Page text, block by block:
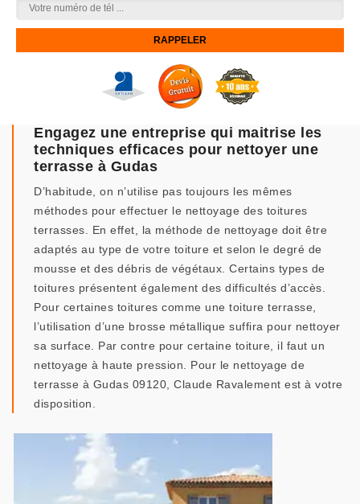
Engagez une entreprise qui maitrise les
techniques efficaces pour nettoyer une
terrasse à Gudas
D’habitude, on n’utilise pas toujours les mêmes
méthodes pour effectuer le nettoyage des toitures
terrasses. En effet, la méthode de nettoyage doit être
adaptés au type de votre toiture et selon le degré de
mousse et des débris de végétaux. Certains types de
toitures présentent également des difficultés d’accès.
Pour certaines toitures comme une toiture terrasse,
l’utilisation d’une brosse métallique suffira pour nettoyer
sa surface. Par contre pour certaine toiture, il faut un
nettoyage à haute pression. Pour le nettoyage de
terrasse à Gudas 09120, Claude Ravalement est à votre
disposition.